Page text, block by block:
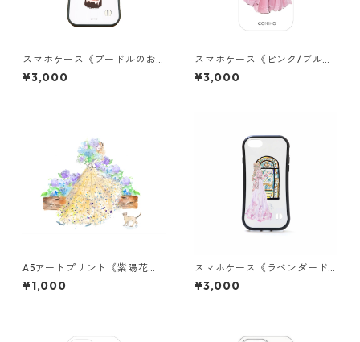
スマホケース《プードルのお
誕生日》グリップ
¥3,000
スマホケース《ピンク/ブルー/
イエロー/ブラック/レッド/グ
リーンドレス》クリア
¥3,000
A5アートプリント《紫陽花と
ドットドレス》額なし
¥1,000
スマホケース《ラベンダード
レス》グリップ
¥3,000